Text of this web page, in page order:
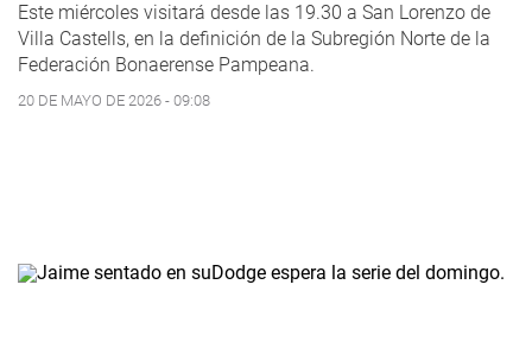
Este miércoles visitará desde las 19.30 a San Lorenzo de
Villa Castells, en la definición de la Subregión Norte de la
Federación Bonaerense Pampeana.
20 DE MAYO DE 2026 - 09:08